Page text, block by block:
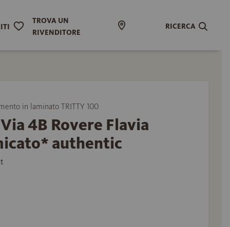
TROVA UN
RIVENDITORE
RICERCA
in laminato TRITTY 100
4B Rovere Flavia
authentic